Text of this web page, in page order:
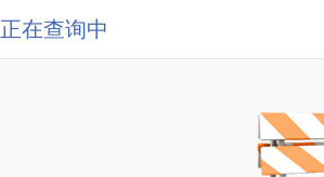
正在查询中